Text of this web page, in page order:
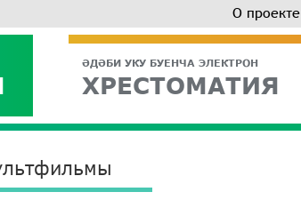
О проекте
ӘДӘБИ УКУ БУЕНЧА ЭЛЕКТРОН
ХРЕСТОМАТИЯ